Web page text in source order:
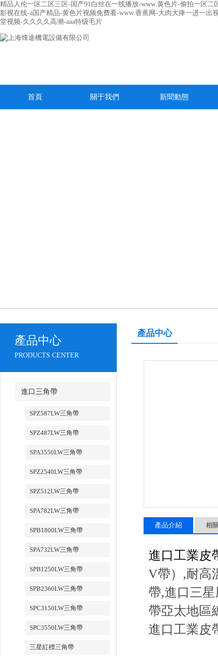
精品人伦一区二区三区-国产91白丝在一线播放-www.黄色片-偷拍一区
影视在线-a国产精品-黄色片视频免费看-www.香蕉网-大肉大捧一进一
堂视频-久久久久高潮-aaa特级毛片
首頁 關于我們 新聞動態
產品中心
PRODUCTS CENTER
進口三角帶
SPZ587LW三角帶
SPZ487LW三角帶
SPA3550LW三角帶
SPZ2540LW三角帶
SPZ512LW三角帶
SPA782LW三角帶
SPB1800LW三角帶
SPA732LW三角帶
SPB1250LW三角帶
SPB2360LW三角帶
SPC3150LW三角帶
SPC3550LW三角帶
三星紅標三角帶
產品中心
產品介紹 相
進口工業皮
V帶）,耐高
帶,進口三
帶亞太地區
進口工業皮